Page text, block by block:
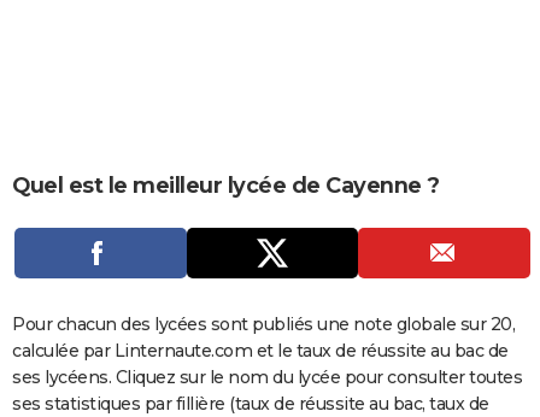
CARTE DE VOEUX
Carte de Noël
Carte Bonne année
Carte Saint-Valentin
Carte Pâques
Carte d'anniversaire
DICTIONNAIRE
COPAINS D'AVANT
S'inscrire
Se connecter
Lycées
Collèges
Primaires
Universités
Entreprises
Service militaire
Avis de recherche
AVIS DE DÉCÈS
Quel est le meilleur lycée de Cayenne ?
Pour chacun des lycées sont publiés une note globale sur 20,
calculée par Linternaute.com et le taux de réussite au bac de
ses lycéens. Cliquez sur le nom du lycée pour consulter toutes
ses statistiques par fillière (taux de réussite au bac, taux de